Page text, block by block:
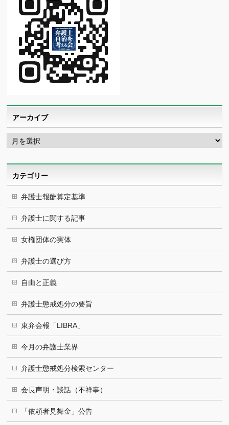
アーカイブ
ア
ー
カ
カテゴリー
弁護士報酬算定基準
弁護士に関する記事
女権団体の実体
弁護士の選び方
自由と正義
弁護士懲戒処分の要旨
東弁会報「LIBRA」
今月の弁護士業界
弁護士懲戒処分検索センター
会長声明・談話（不祥事）
「依頼者見舞金」公告